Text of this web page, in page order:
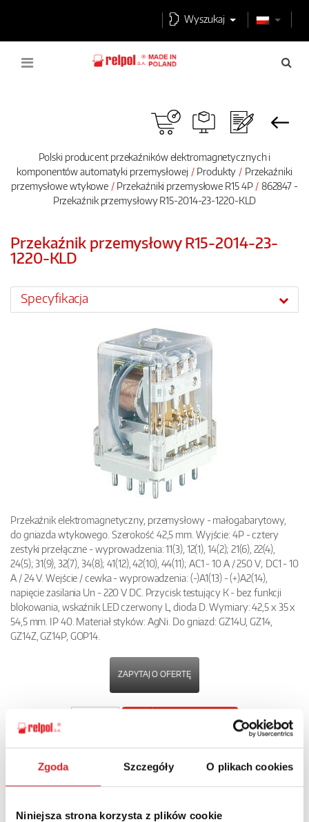
Zgoda Szczegóły O plikach cookies
Niniejsza strona korzysta z plików cookie
Wyszukaj
Polski producent przekaźników elektromagnetycznych i
komponentów automatyki przemysłowej
Produkty
Przekaźniki
przemysłowe wtykowe
Przekaźniki przemysłowe R15 4P
862847 -
Przekaźnik przemysłowy R15-2014-23-1220-KLD
Przekaźnik przemysłowy R15-2014-23-
1220-KLD
Specyfikacja
Przekaźnik elektromagnetyczny, przemysłowy - małogabarytowy,
do gniazda wtykowego. Szerokość 42,5 mm. Wyjście: 4P - cztery
zestyki przełączne - wyprowadzenia: 11(3), 12(1), 14(2); 21(6), 22(4),
24(5); 31(9), 32(7), 34(8); 41(12), 42(10), 44(11); AC1 - 10 A / 250 V; DC1 - 10
A / 24 V. Wejście / cewka - wyprowadzenia: (-)A1(13) - (+)A2(14),
napięcie zasilania Un - 220 V DC. Przycisk testujący K - bez funkcji
blokowania, wskaźnik LED czerwony L, dioda D. Wymiary: 42,5 x 35 x
54,5 mm. IP 40. Materiał styków: AgNi. Do gniazd: GZ14U, GZ14,
GZ14Z, GZ14P, GOP14.
ZAPYTAJ O OFERTĘ
POWRÓT